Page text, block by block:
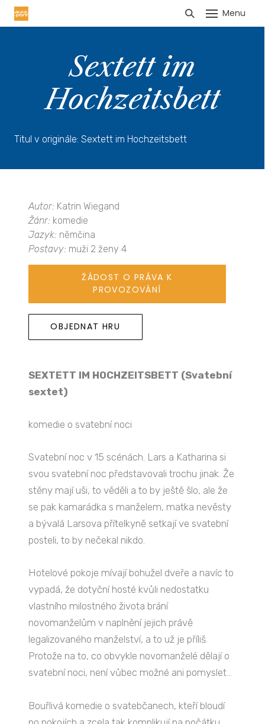
Menu
Sextett im
Hochzeitsbett
Titul v originále: Sextett im Hochzeitsbett
Autor: Katrin Wiegand
Žánr: komedie
Jazyk: němčina
Postavy: muži 2 ženy 4
ŽÁDOST O PRÁVA K
PROVOZOVÁNÍ
OBJEDNAT HRU
SEXTETT IM HOCHZEITSBETT (Svatební
sextet)
komedie o svatební noci
Svatební noc v 15 scénách. Lars a Katharina si
svou svatební noc představovali trochu jinak. Že
stěny mají uši, to věděli a to by ještě šlo, ale že
se pak kamarádka s manželem, matka nevěsty
a bývalá Larsova přítelkyně setkají ve svatební
posteli, to by nečekal nikdo.
Hotelové pokoje mívají bohužel dveře a navíc to
vypadá, že dotyční hosté kvůli nedostatku
vlastního milostného života brání
novomanželům v naplnění jejich právě
legalizovaného manželství, a to už je příliš.
Protože na to, co obvykle novomanželé dělají o
svatební noci, není vůbec možné ani pomyslet…
Bouřlivá komedie o svatebčanech, kteří bloudí